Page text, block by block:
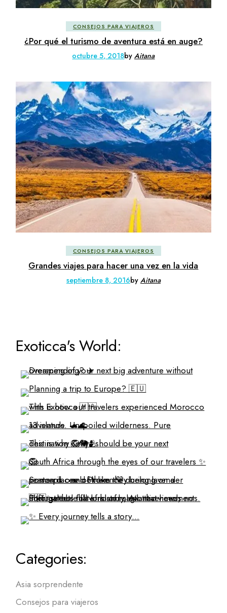
CONSEJOS PARA VIAJEROS
¿Por qué el turismo de aventura está en auge?
octubre 5, 2018byAitana
CONSEJOS PARA VIAJEROS
Grandes viajes para hacer una vez en la vida
septiembre 8, 2016by Aitana
Exoticca's World:
Categories:
Asia sorprendente
Consejos para viajeros